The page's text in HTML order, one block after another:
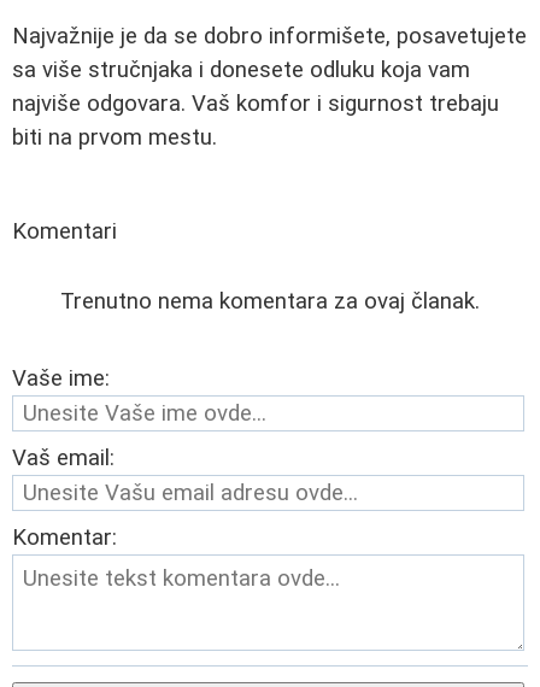
Najvažnije je da se dobro informišete, posavetujete
sa više stručnjaka i donesete odluku koja vam
najviše odgovara. Vaš komfor i sigurnost trebaju
biti na prvom mestu.
Komentari
Trenutno nema komentara za ovaj članak.
Vaše ime:
Vaš email:
Komentar: